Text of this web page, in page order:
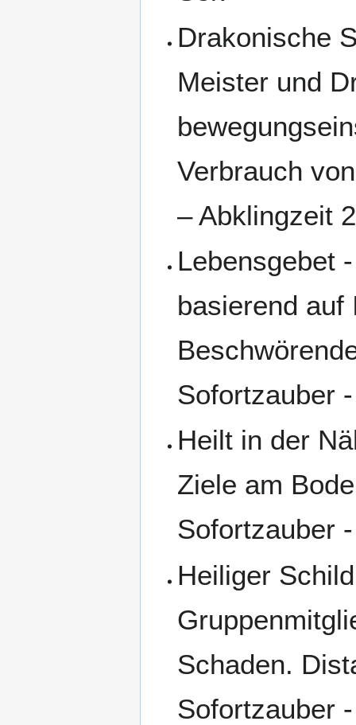
Drakonische
Meister und
Verbrauch
– Abklingzeit
Lebensgebet
basierend auf
Sofortzauber
Heilt in der
Ziele am
Sofortzauber
Heiliger
Schaden.
Sofortzauber